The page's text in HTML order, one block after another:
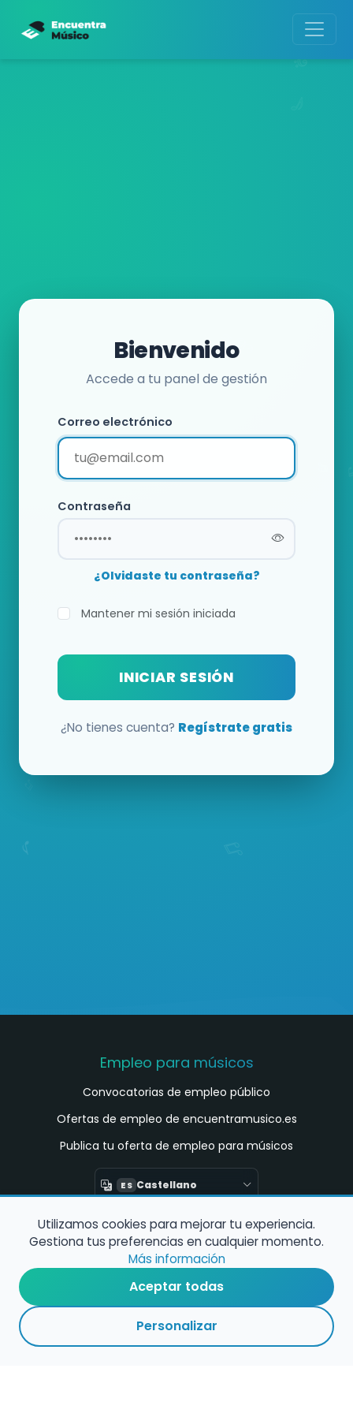
Bienvenido
Accede a tu panel de gestión
Correo electrónico
Contraseña
¿Olvidaste tu contraseña?
Mantener mi sesión iniciada
INICIAR SESIÓN
¿No tienes cuenta? Regístrate gratis
Empleo para músicos
Convocatorias de empleo público
Ofertas de empleo de encuentramusico.es
Publica tu oferta de empleo para músicos
ES Castellano
Encuentra Músico
Buscador de Músicos
Encuentra Pianista Acompañante
Asesoría para músicos y docentes
Utilizamos cookies para mejorar tu experiencia.
Gestiona tus preferencias en cualquier momento.
Más información
Aceptar todas
Personalizar